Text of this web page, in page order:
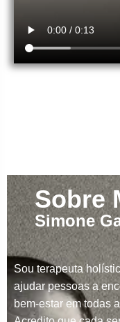
Sobre
Simone
Sou terapeuta
ajudar pessoas a
bem-estar em todas